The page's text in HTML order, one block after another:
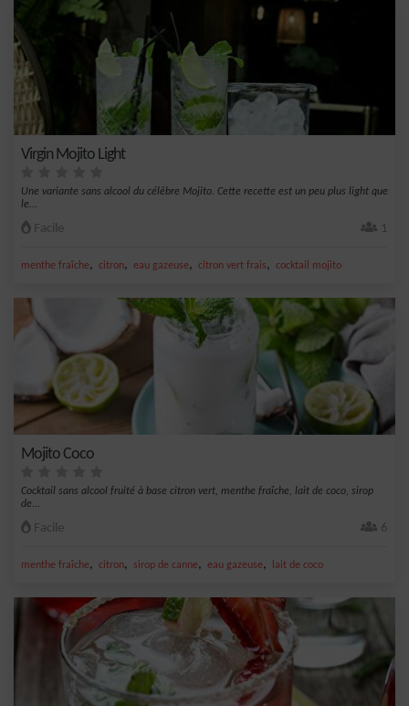
Virgin Mojito Light
Une variante sans alcool du célèbre Mojito. Cette recette est un peu plus light que
le...
Facile 1
menthe fraîche, citron, eau gazeuse, citron vert frais, cocktail mojito
Mojito Coco
Cocktail sans alcool fruité à base citron vert, menthe fraîche, lait de coco, sirop
de...
Facile 6
menthe fraîche, citron, sirop de canne, eau gazeuse, lait de coco